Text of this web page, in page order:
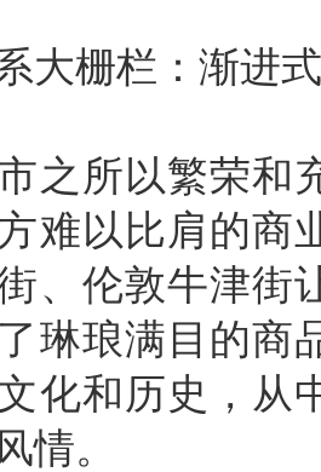
栅栏：渐进式
所以繁荣和充
难以比肩的商
、伦敦牛津街
琳琅满目的商
化和历史，从
情。